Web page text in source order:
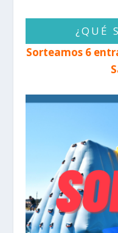
¿QUÉ
Sorteamos 6